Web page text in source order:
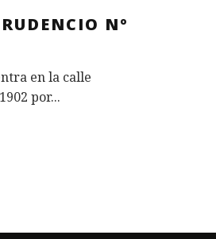
Nº
en la calle
por...